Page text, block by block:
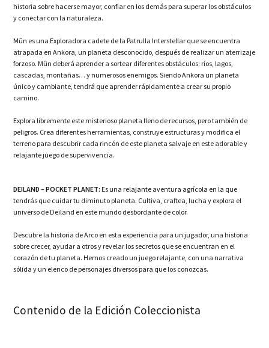
historia sobre hacerse mayor, confiar en los demás para superar los obstáculos
y conectar con la naturaleza.
Mûn es una Exploradora cadete de la Patrulla Interstellar que se encuentra
atrapada en Ankora, un planeta desconocido, después de realizar un aterrizaje
forzoso. Mûn deberá aprender a sortear diferentes obstáculos: ríos, lagos,
cascadas, montañas… y numerosos enemigos. Siendo Ankora un planeta
único y cambiante, tendrá que aprender rápidamente a crear su propio
camino.
Explora libremente este misterioso planeta lleno de recursos, pero también de
peligros. Crea diferentes herramientas, construye estructuras y modifica el
terreno para descubrir cada rincón de este planeta salvaje en este adorable y
relajante juego de supervivencia.
DEILAND – POCKET PLANET: Es una relajante aventura agrícola en la que
tendrás que cuidar tu diminuto planeta. Cultiva, craftea, lucha y explora el
universo de Deiland en este mundo desbordante de color.
Descubre la historia de Arco en esta experiencia para un jugador, una historia
sobre crecer, ayudar a otros y revelar los secretos que se encuentran en el
corazón de tu planeta. Hemos creado un juego relajante, con una narrativa
sólida y un elenco de personajes diversos para que los conozcas.
Contenido de la Edición Coleccionista